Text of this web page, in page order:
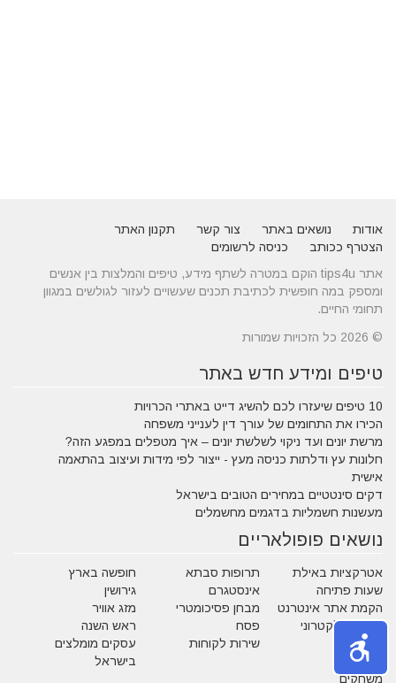
אודות נושאים באתר צור קשר
תקנון האתר
הצטרף ככותב
כניסה לרשומים
אתר tips4u הוקם במטרה לשתף מידע, טיפים והמלצות בין אנשים
ומספק במה חופשית לכתיבת תכנים שעשויים לעזור לגולשים במגוון
תחומי החיים.
© 2026 כל הזכויות שמורות
טיפים ומידע חדש באתר
10 טיפים שיעזרו לכם להשיג דייט באתרי הכרויות
הכירו את התחומים של עורך דין לענייני משפחה
מרשת יונים ועד ניקוי לשלשת יונים – איך מטפלים במפגע הזה?
חלונות עץ ודלתות כניסה מעץ - ייצור לפי מידות ועיצוב בהתאמה
אישית
דקים סינטטיים במחירים הטובים בישראל
מעשנות חשמליות בדגמים מחשמלים
נושאים פופולאריים
אטרקציות באילת תרופות סבתא
חופשה בארץ
שעות פתיחה
אינסטגרם
גירושין
הקמת אתר אינטרנט
מבחן פסיכומטרי
מזג אוויר
מסחר אלקטרוני
פסח
ראש השנה
צוואה
שירות לקוחות
עסקים מומלצים
בישראל
משחקים